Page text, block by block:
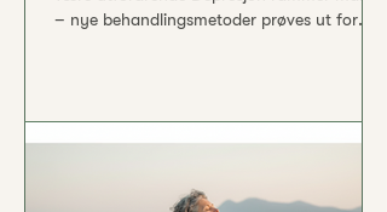
– nye behandlingsmetoder prøves ut for
av befolkningen opplever en depressiv
episode i løpet av et år , og rundt 20 % vil
Selv om det finnes flere effektive